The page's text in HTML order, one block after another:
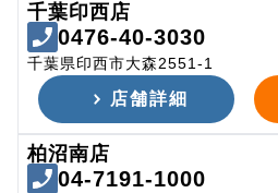
千葉印西店
0476-40-3030
千葉県印西市大森2551-1
店舗詳細
柏沼南店
04-7191-1000